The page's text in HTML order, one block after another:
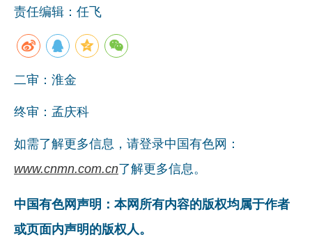
责任编辑：任飞
二审：淮金
终审：孟庆科
如需了解更多信息，请登录中国有色网：
www.cnmn.com.cn了解更多信息。
中国有色网声明：本网所有内容的版权均属于作者
或页面内声明的版权人。